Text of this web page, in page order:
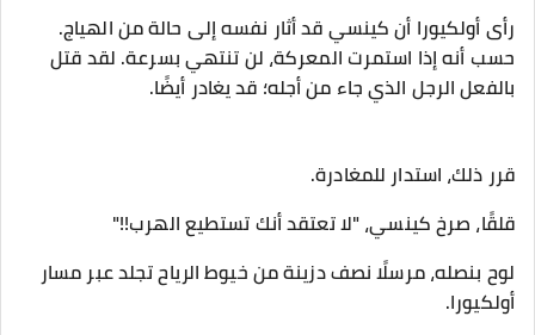
رأى أولكيورا أن كينسي قد أثار نفسه إلى حالة من الهياج.
حسب أنه إذا استمرت المعركة، لن تنتهي بسرعة. لقد قتل
بالفعل الرجل الذي جاء من أجله؛ قد يغادر أيضًا.
قرر ذلك، استدار للمغادرة.
قلقًا، صرخ كينسي، "لا تعتقد أنك تستطيع الهرب!!"
لوح بنصله، مرسلًا نصف دزينة من خيوط الرياح تجلد عبر مسار
أولكيورا.